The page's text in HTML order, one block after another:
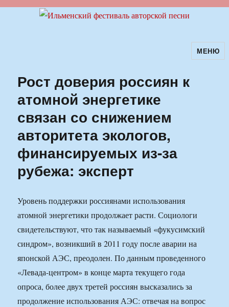
Ильменский фестиваль авторскойМЕНЮ
Рост доверия россиян к
атомной энергетике
связан со снижением
авторитета экологов,
финансируемых из-за
рубежа: эксперт
Уровень поддержки россиянами использования
атомной энергетики продолжает расти. Социологи
свидетельствуют, что так называемый «фукусимский
синдром», возникший в 2011 году после аварии на
японской АЭС, преодолен. По данным проведенного
«Левада-центром» в конце марта текущего года
опроса, более двух третей россиян высказались за
продолжение использования АЭС: отвечая на вопрос